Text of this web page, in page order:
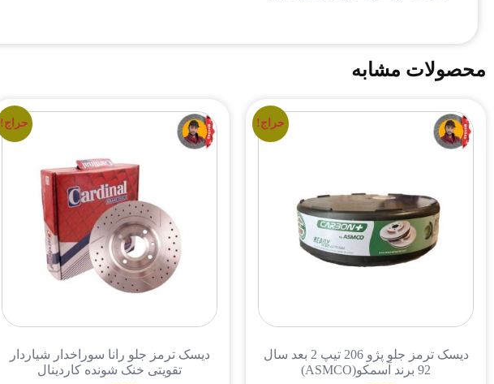
محصولات مشابه
حراج!
دیسک ترمز جلو پژو 206 تیپ 2 بعد سال
92 برند آسمکو(ASMCO)
حراج!
دیسک ترمز جلو رانا سوراخدار شیاردار
تقویتی خنک شونده کاردینال